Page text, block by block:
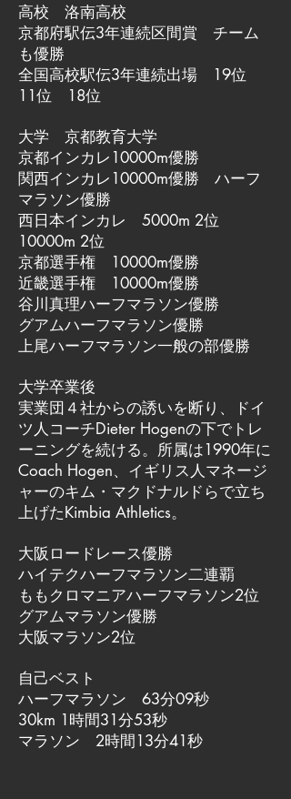
高校 洛南高校
京都府駅伝3年連続区間賞 チーム
も優勝
全国高校駅伝3年連続出場 19位
11位 18位
大学 京都教育大学
京都インカレ10000m優勝
関西インカレ10000m優勝 ハーフ
マラソン優勝
西日本インカレ 5000m 2位
10000m 2位
京都選手権 10000m優勝
近畿選手権 10000m優勝
谷川真理ハーフマラソン優勝
グアムハーフマラソン優勝
上尾ハーフマラソン一般の部優勝
大学卒業後
実業団４社からの誘いを断り、ドイ
ツ人コーチDieter Hogenの下でトレ
ーニングを続ける。所属は1990年に
Coach Hogen、イギリス人マネージ
ャーのキム・マクドナルドらで立ち
上げたKimbia Athletics。
大阪ロードレース優勝
ハイテクハーフマラソン二連覇
ももクロマニアハーフマラソン2位
グアムマラソン優勝
大阪マラソン2位
自己ベスト
ハーフマラソン 63分09秒
30km 1時間31分53秒
マラソン 2時間13分41秒